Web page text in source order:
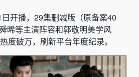
开播，29集删减版（原备案40
晞等主演阵容和郭敬明美学风
度破万，刷新平台年度纪录。